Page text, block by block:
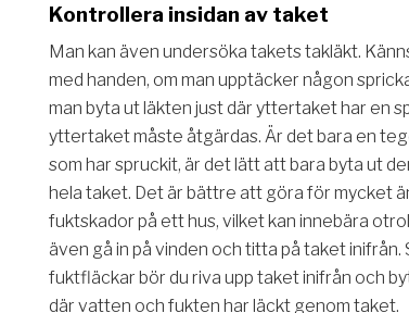
Kontrollera insidan av taket
Man kan även undersöka takets takläkt.
med handen, om man upptäcker någon
man byta ut läkten just där yttertaket har en
yttertaket måste åtgärdas. Är det bara en
som har spruckit, är det lätt att bara byta ut
hela taket. Det är bättre att göra för mycket
fuktskador på ett hus, vilket kan innebära
även gå in på vinden och titta på taket inifrån.
fuktfläckar bör du riva upp taket inifrån och
där vatten och fukten har läckt genom taket.